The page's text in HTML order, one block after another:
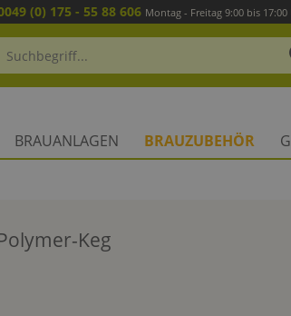
(0) 175 - 55 88 606 Montag - Freitag 9:00 bis 17:00
BRAUANLAGEN BRAUZUBEHÖR
Keg